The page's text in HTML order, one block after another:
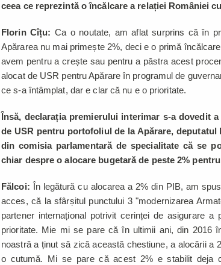
ceea ce reprezintă o încălcare a relației României
Florin Cîțu: Ca o noutate, am aflat surprins că în
Apărarea nu mai primește 2%, deci e o primă
avem pentru a crește sau pentru a păstra acest
alocat de USR pentru Apărare în programul de
ce s-a întâmplat, dar e clar că nu e o prioritate.
Însă, declarația premierului interimar s-a dovedit
de USR pentru portofoliul de la Apărare,
din comisia parlamentară de specialitate că se
chiar despre o alocare bugetară de peste 2%
Fălcoi: În legătură cu alocarea a 2% din PIB, am
acces, că la sfârșitul punctului 3 "modernizarea
partener internațional potrivit cerinței de asigurare
prioritate. Mie mi se pare că în ultimii ani, din 2016
noastră a ținut să zică această chestiune, a alocării a
o cutumă. Mi se pare că acest 2% e stabilit deja